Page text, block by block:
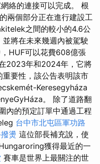
絡的連接可以完成。 根
兩個部分正在進行建設工
之間的較小的4.6公
將在未來幾週內被駕駛
HUF可以花費608億張
2023年和2024年，它將
要性，該公告表明該市
Keresegyháza
。 除了道路翻
內的預定訂單中通過工程
台中市北屯區軍功路
燙 這位部長補充說，使
獲得最近的一
賽車是世界上最關注的世